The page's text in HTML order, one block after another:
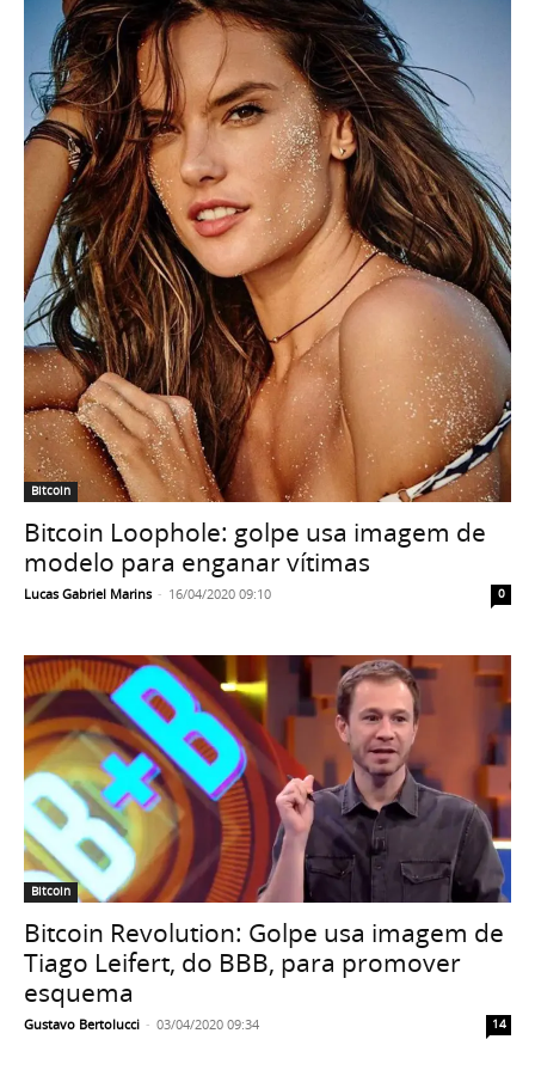
Bitcoin
Bitcoin Loophole: golpe usa imagem de
modelo para enganar vítimas
Lucas Gabriel Marins - 16/04/2020 09:10 0
Bitcoin
Bitcoin Revolution: Golpe usa imagem de
Tiago Leifert, do BBB, para promover
esquema
Gustavo Bertolucci - 03/04/2020 09:34 14